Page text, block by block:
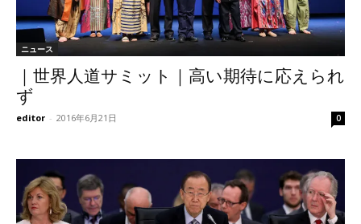
ニュース
｜世界人道サミット｜高い期待に応えられ
ず
editor - 2016年6月21日 0